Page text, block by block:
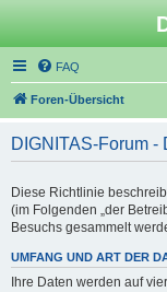
FAQ
Foren-Übersicht
DIGNITAS-Forum -
Diese Richtlinie
(im Folgenden „der
Besuchs gesammelt
UMFANG UND ART DER
Ihre Daten werden auf